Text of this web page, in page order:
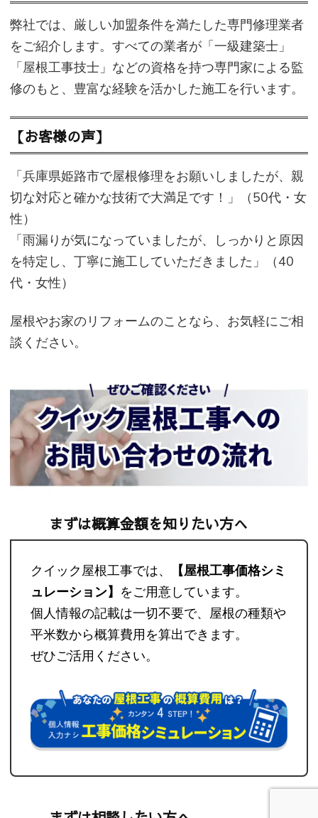
弊社では、厳しい加盟条件を満たした専門修理業者
をご紹介します。すべての業者が「一級建築士」
「屋根工事技士」などの資格を持つ専門家による監
修のもと、豊富な経験を活かした施工を行います。
【お客様の声】
「兵庫県姫路市で屋根修理をお願いしましたが、親
切な対応と確かな技術で大満足です！」（50代・女
性）
「雨漏りが気になっていましたが、しっかりと原因
を特定し、丁寧に施工していただきました」（40
代・女性）
屋根やお家のリフォームのことなら、お気軽にご相
談ください。
まずは概算金額を知りたい方へ
クイック屋根工事では、
【屋根工事価格シミ
ュレーション】 をご用意しています。
個人情報の記載は一切不要で、屋根の種類や
平米数から概算費用を算出できます。
ぜひご活用ください。